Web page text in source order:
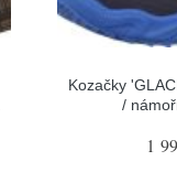
Kozačky
/
1